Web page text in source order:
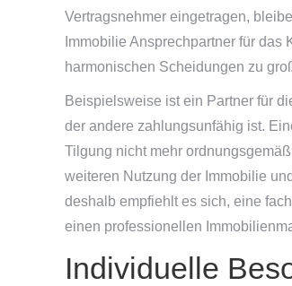
Vertragsnehmer eingetragen,
Immobilie Ansprechpartner für
harmonischen Scheidungen zu
Beispielsweise ist ein Partner für
der andere zahlungsunfähig ist.
Tilgung nicht mehr
weiteren Nutzung der Immobilie
deshalb empfiehlt es sich, eine
einen professionellen
Individuelle